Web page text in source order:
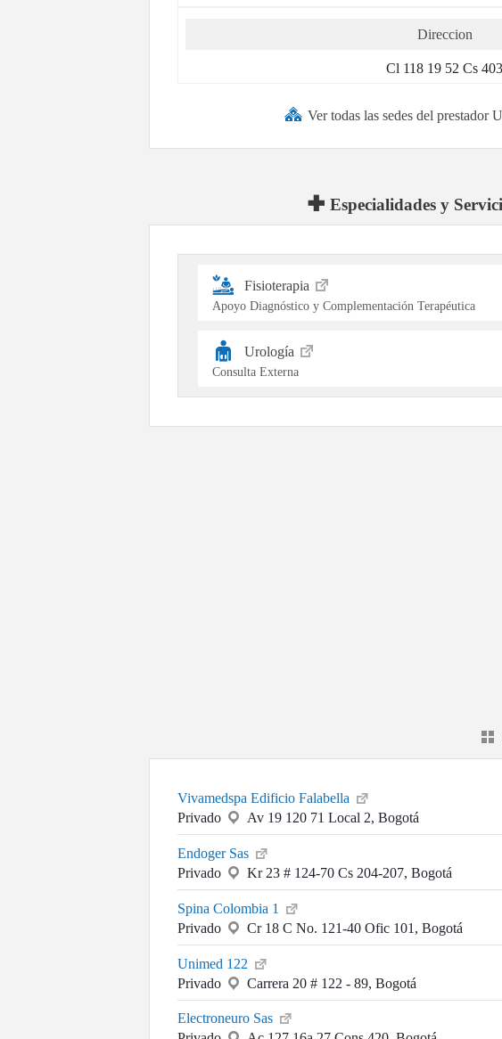
Direccion
Cl 118 19 52 Cs 403
Ver todas las sedes del prestador
Especialidades y
Fisioterapia
Apoyo Diagnóstico y Complementación Terapéutica
Urología
Consulta Externa
Vivamedspa Edificio Falabella
Privado Av 19 120 71 Local 2, Bogotá
Endoger Sas
Privado Kr 23 # 124-70 Cs 204-207, Bogotá
Spina Colombia 1
Privado Cr 18 C No. 121-40 Ofic 101, Bogotá
Unimed 122
Privado Carrera 20 # 122 - 89, Bogotá
Electroneuro Sas